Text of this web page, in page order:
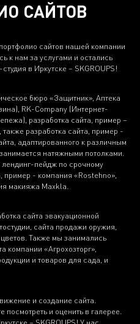
САЙТОВ
сайтов нашей компании
к нам за услугами и остались
в Иркутске – SKGROUPS!
бюро «Защитник», Аптека
RK-Company (Интернет-
разработка сайта, пример –
разработка сайта, пример -
адаптированного к различным
натяжными потолками.
пейдж по срочному
пример - компания «Rostehno»,
макияжа Maxkla.
сайта эвакуационной
сайта продажи оружия,
Также мы занимались
компании «Агрохозторг»,
и товаров для сада, и
и создание сайта.
и оценить в галерее.